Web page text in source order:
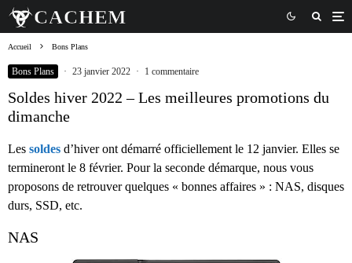
Accueil Bons Plans
Bons Plans · 23 janvier 2022 · 1 commentaire
Soldes hiver 2022 – Les meilleures promotions du
dimanche
Les soldes d’hiver ont démarré officiellement le 12 janvier. Elles se
termineront le 8 février. Pour la seconde démarque, nous vous
proposons de retrouver quelques « bonnes affaires » : NAS, disques
durs, SSD, etc.
NAS